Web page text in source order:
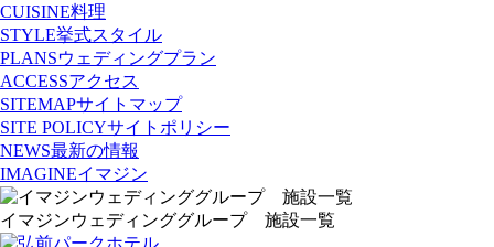
CUISINE料理
STYLE挙式スタイル
PLANSウェディングプラン
ACCESSアクセス
SITEMAPサイトマップ
SITE POLICYサイトポリシー
NEWS最新の情報
IMAGINEイマジン
イマジンウェディンググループ 施設一覧